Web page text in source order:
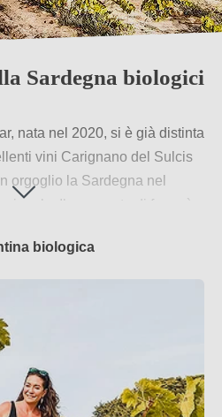
Sardegna biologici
nata nel 2020, si è già distinta
vini Carignano del Sulcis
orgoglio la Sardegna nel
Il suo punto di forza è
sostenibili, pensati per essere
vasto e variegato.
biologica